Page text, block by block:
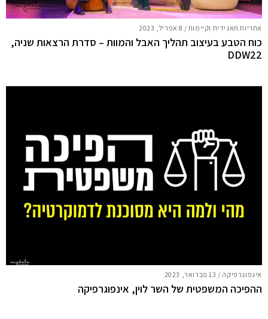
אחריות תאגידית וקיימות / 8 אפריל, 2023
כוח הטבע בעיצוב תהליך האבל והמוות – סדרת הרצאות שניה,
DDW22
אינפוגרפיקה / 13 פברואר, 2023
ההפיכה המשפטית של השר לוין, אינפוגרפיקה